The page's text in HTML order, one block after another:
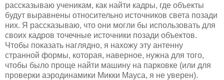
рассказываю ученикам, как найти кадры, где объекты
будут выравнены относительно источников света позади
них. Я рассказываю, что они могли бы использовать для
своих кадров точечные источники позади объектов.
Чтобы показать наглядно, я нахожу эту антенну
странной формы, которая, наверное, нужна для того,
чтобы было проще найти машину на парковке (или для
проверки аэродинамики Микки Мауса, я не уверен).